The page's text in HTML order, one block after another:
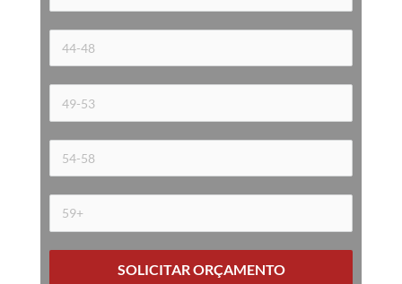
SOLICITAR ORÇAMENTO